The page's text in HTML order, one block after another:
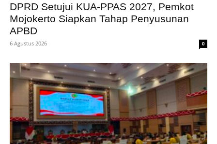
DPRD Setujui KUA-PPAS 2027, Pemkot
Mojokerto Siapkan Tahap Penyusunan
APBD
6 Agustus 2026 0